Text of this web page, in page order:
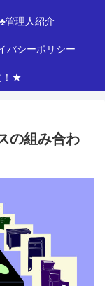
♣管理人紹介
バシーポリシー
！★
の組み合わ